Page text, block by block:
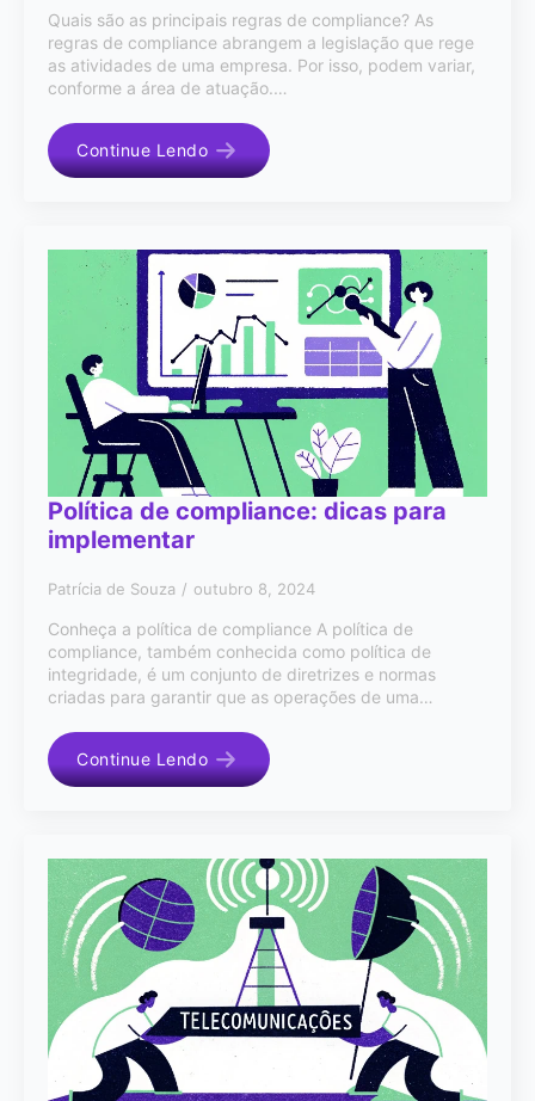
Quais são as principais regras de compliance? As
regras de compliance abrangem a legislação que rege
as atividades de uma empresa. Por isso, podem variar,
conforme a área de atuação.…
Continue Lendo
Política de compliance: dicas para
implementar
Patrícia de Souza outubro 8, 2024
Conheça a política de compliance A política de
compliance, também conhecida como política de
integridade, é um conjunto de diretrizes e normas
criadas para garantir que as operações de uma…
Continue Lendo